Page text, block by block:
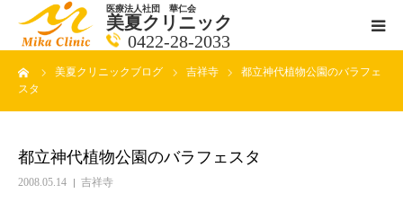
医療法人社団 華仁会
美夏クリニック
0422-28-2033
美夏クリニックブログ 吉祥寺
都立神代植物公園のバラフェ
スタ
都立神代植物公園のバラフェスタ
2008.05.14 吉祥寺
医師紹介
クリニックの紹介